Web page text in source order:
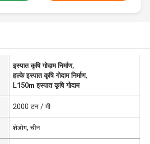
इस्पात कृषि गोदाम निर्माण,
हल्के इस्पात कृषि गोदाम निर्माण,
L150m इस्पात कृषि गोदाम
2000 टन / मी
शेडोंग, चीन